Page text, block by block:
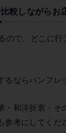
較しながらお
ので、どこに行
るならパンフレ
・和洋折衷・そ
参考にしてくだ